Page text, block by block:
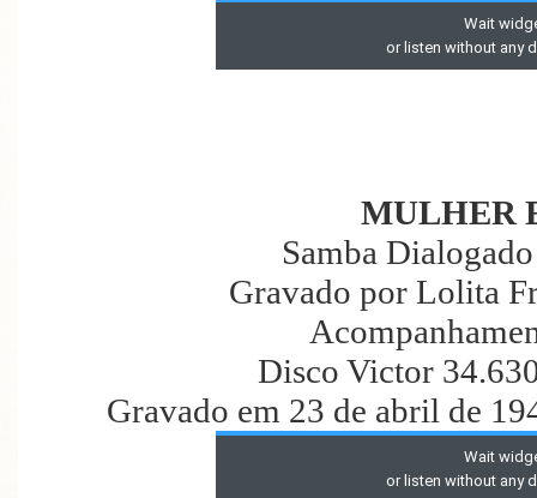
MULHER
Samba
Gravado por Lolita
Disco Victor
Gravado em 23 de abril de